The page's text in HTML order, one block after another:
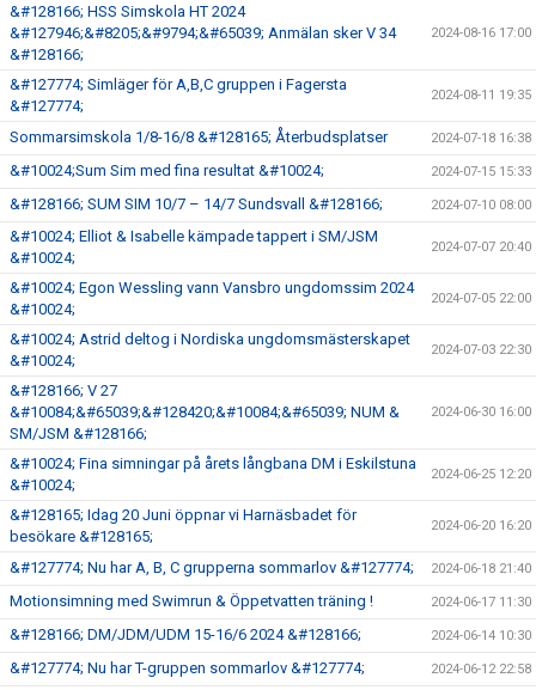
&#128166; HSS Simskola HT 2024
&#127946;&#8205;&#9794;&#65039; Anmälan sker V 34
&#128166;
2024-08-16 17:00
&#127774; Simläger för A,B,C gruppen i Fagersta
&#127774;
2024-08-11 19:35
Sommarsimskola 1/8-16/8 &#128165; Återbudsplatser 2024-07-18 16:38
&#10024;Sum Sim med fina resultat &#10024; 2024-07-15 15:33
&#128166; SUM SIM 10/7 – 14/7 Sundsvall &#128166; 2024-07-10 08:00
&#10024; Elliot & Isabelle kämpade tappert i SM/JSM
&#10024;
2024-07-07 20:40
&#10024; Egon Wessling vann Vansbro ungdomssim 2024
&#10024;
2024-07-05 22:00
&#10024; Astrid deltog i Nordiska ungdomsmästerskapet
&#10024;
2024-07-03 22:30
&#128166; V 27
&#10084;&#65039;&#128420;&#10084;&#65039; NUM &
SM/JSM &#128166;
2024-06-30 16:00
&#10024; Fina simningar på årets långbana DM i Eskilstuna
&#10024;
2024-06-25 12:20
&#128165; Idag 20 Juni öppnar vi Harnäsbadet för
besökare &#128165;
2024-06-20 16:20
&#127774; Nu har A, B, C grupperna sommarlov &#127774; 2024-06-18 21:40
Motionsimning med Swimrun & Öppetvatten träning ! 2024-06-17 11:30
&#128166; DM/JDM/UDM 15-16/6 2024 &#128166; 2024-06-14 10:30
&#127774; Nu har T-gruppen sommarlov &#127774; 2024-06-12 22:58